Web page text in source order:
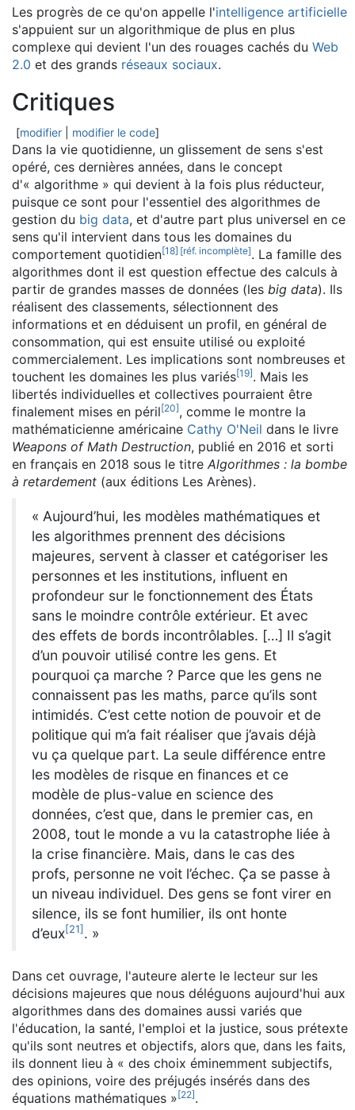
Les progrès de ce qu'on appelle l'intelligence artificielle
s'appuient sur un algorithmique de plus en plus
complexe qui devient l'un des rouages cachés du Web
2.0 et des grands réseaux sociaux.
Critiques
[modifier modifier le code]
Dans la vie quotidienne, un glissement de sens s'est
opéré, ces dernières années, dans le concept
d'« algorithme » qui devient à la fois plus réducteur,
puisque ce sont pour l'essentiel des algorithmes de
gestion du big data, et d'autre part plus universel en ce
sens qu'il intervient dans tous les domaines du
comportement quotidien[18] [réf. incomplète]. La famille des
algorithmes dont il est question effectue des calculs à
partir de grandes masses de données (les big data). Ils
réalisent des classements, sélectionnent des
informations et en déduisent un profil, en général de
consommation, qui est ensuite utilisé ou exploité
commercialement. Les implications sont nombreuses et
touchent les domaines les plus variés[19]. Mais les
libertés individuelles et collectives pourraient être
finalement mises en péril[20], comme le montre la
mathématicienne américaine Cathy O'Neil dans le livre
Weapons of Math Destruction, publié en 2016 et sorti
en français en 2018 sous le titre Algorithmes : la bombe
à retardement (aux éditions Les Arènes).
« Aujourd’hui, les modèles mathématiques et
les algorithmes prennent des décisions
majeures, servent à classer et catégoriser les
personnes et les institutions, influent en
profondeur sur le fonctionnement des États
sans le moindre contrôle extérieur. Et avec
des effets de bords incontrôlables. […] Il s’agit
d’un pouvoir utilisé contre les gens. Et
pourquoi ça marche ? Parce que les gens ne
connaissent pas les maths, parce qu’ils sont
intimidés. C’est cette notion de pouvoir et de
politique qui m’a fait réaliser que j’avais déjà
vu ça quelque part. La seule différence entre
les modèles de risque en finances et ce
modèle de plus-value en science des
données, c’est que, dans le premier cas, en
2008, tout le monde a vu la catastrophe liée à
la crise financière. Mais, dans le cas des
profs, personne ne voit l’échec. Ça se passe à
un niveau individuel. Des gens se font virer en
silence, ils se font humilier, ils ont honte
d’eux[21]. »
Dans cet ouvrage, l'auteure alerte le lecteur sur les
décisions majeures que nous déléguons aujourd'hui aux
algorithmes dans des domaines aussi variés que
l'éducation, la santé, l'emploi et la justice, sous prétexte
qu'ils sont neutres et objectifs, alors que, dans les faits,
ils donnent lieu à « des choix éminemment subjectifs,
des opinions, voire des préjugés insérés dans des
équations mathématiques »[22].